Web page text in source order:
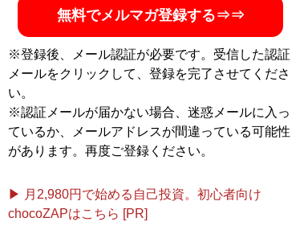
無料でメルマガ登録する⇒⇒
※登録後、メール認証が必要です。受信した認証
メールをクリックして、登録を完了させてくださ
い。
※認証メールが届かない場合、迷惑メールに入っ
ているか、メールアドレスが間違っている可能性
があります。再度ご登録ください。
▶ 月2,980円で始める自己投資。初心者向け
chocoZAPはこちら [PR]